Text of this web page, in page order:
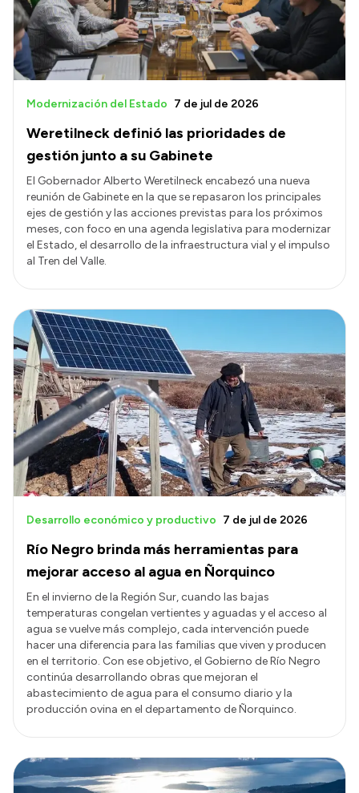
Weretilneck definió las prioridades de
gestión junto a su Gabinete
Modernización del Estado 7 de jul de 2026
El Gobernador Alberto Weretilneck encabezó una nueva
reunión de Gabinete en la que se repasaron los principales
ejes de gestión y las acciones previstas para los próximos
meses, con foco en una agenda legislativa para modernizar
el Estado, el desarrollo de la infraestructura vial y el impulso
al Tren del Valle.
Río Negro brinda más herramientas para
mejorar acceso al agua en Ñorquinco
Desarrollo económico y productivo 7 de jul de 2026
En el invierno de la Región Sur, cuando las bajas
temperaturas congelan vertientes y aguadas y el acceso al
agua se vuelve más complejo, cada intervención puede
hacer una diferencia para las familias que viven y producen
en el territorio. Con ese objetivo, el Gobierno de Río Negro
continúa desarrollando obras que mejoran el
abastecimiento de agua para el consumo diario y la
producción ovina en el departamento de Ñorquinco.